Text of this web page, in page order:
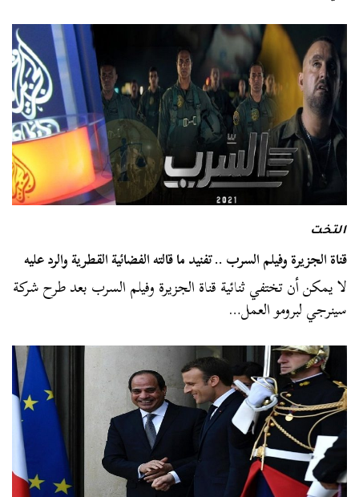
التخت
قناة الجزيرة وفيلم السرب .. تفنيد ما قالته الفضائية القطرية والرد عليه
لا يمكن أن تختفي ثنائية قناة الجزيرة وفيلم السرب بعد طرح شركة
سينرجي لبرومو العمل…